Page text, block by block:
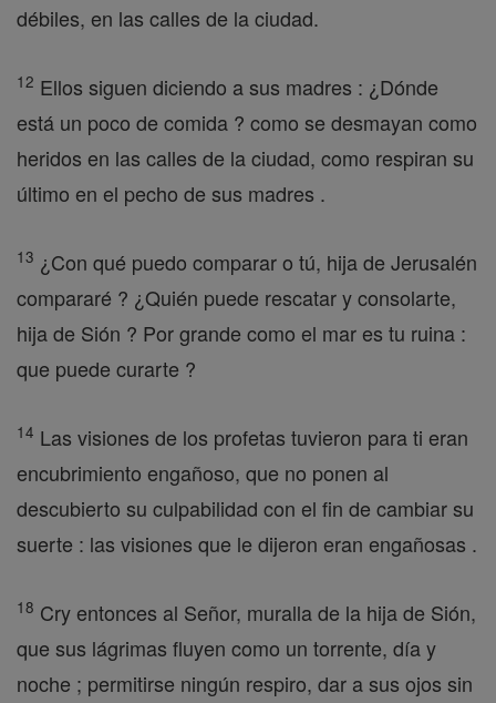
débiles, en las calles de la ciudad.
12 Ellos siguen diciendo a sus madres : ¿Dónde
está un poco de comida ? como se desmayan como
heridos en las calles de la ciudad, como respiran su
último en el pecho de sus madres .
13 ¿Con qué puedo comparar o tú, hija de Jerusalén
compararé ? ¿Quién puede rescatar y consolarte,
hija de Sión ? Por grande como el mar es tu ruina :
que puede curarte ?
14 Las visiones de los profetas tuvieron para ti eran
encubrimiento engañoso, que no ponen al
descubierto su culpabilidad con el fin de cambiar su
suerte : las visiones que le dijeron eran engañosas .
18 Cry entonces al Señor, muralla de la hija de Sión,
que sus lágrimas fluyen como un torrente, día y
noche ; permitirse ningún respiro, dar a sus ojos sin